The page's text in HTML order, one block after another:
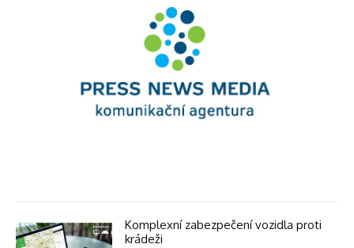
Komplexní zabezpečení vozidla proti
krádeži